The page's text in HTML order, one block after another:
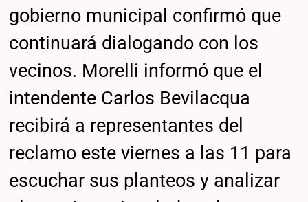
gobierno municipal confirmó que
continuará dialogando con los
vecinos. Morelli informó que el
intendente Carlos Bevilacqua
recibirá a representantes del
reclamo este viernes a las 11 para
escuchar sus planteos y analizar